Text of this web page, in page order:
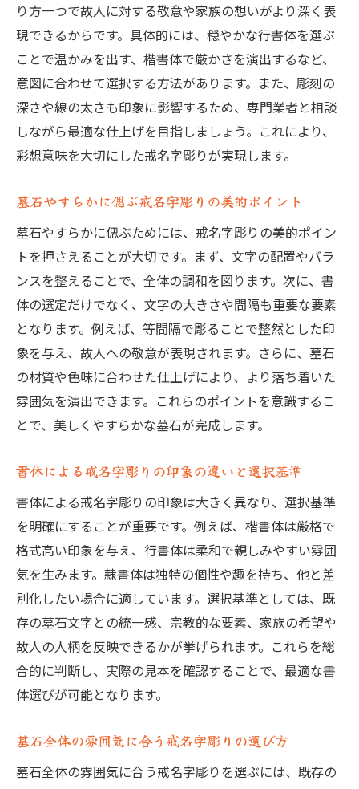
り方一つで故人に対する敬意や家族の想いがより深く表
現できるからです。具体的には、穏やかな行書体を選ぶ
ことで温かみを出す、楷書体で厳かさを演出するなど、
意図に合わせて選択する方法があります。また、彫刻の
深さや線の太さも印象に影響するため、専門業者と相談
しながら最適な仕上げを目指しましょう。これにより、
彩想意味を大切にした戒名字彫りが実現します。
墓石やすらかに偲ぶ戒名字彫りの美的ポイント
墓石やすらかに偲ぶためには、戒名字彫りの美的ポイン
トを押さえることが大切です。まず、文字の配置やバラ
ンスを整えることで、全体の調和を図ります。次に、書
体の選定だけでなく、文字の大きさや間隔も重要な要素
となります。例えば、等間隔で彫ることで整然とした印
象を与え、故人への敬意が表現されます。さらに、墓石
の材質や色味に合わせた仕上げにより、より落ち着いた
雰囲気を演出できます。これらのポイントを意識するこ
とで、美しくやすらかな墓石が完成します。
書体による戒名字彫りの印象の違いと選択基準
書体による戒名字彫りの印象は大きく異なり、選択基準
を明確にすることが重要です。例えば、楷書体は厳格で
格式高い印象を与え、行書体は柔和で親しみやすい雰囲
気を生みます。隷書体は独特の個性や趣を持ち、他と差
別化したい場合に適しています。選択基準としては、既
存の墓石文字との統一感、宗教的な要素、家族の希望や
故人の人柄を反映できるかが挙げられます。これらを総
合的に判断し、実際の見本を確認することで、最適な書
体選びが可能となります。
墓石全体の雰囲気に合う戒名字彫りの選び方
墓石全体の雰囲気に合う戒名字彫りを選ぶには、既存の